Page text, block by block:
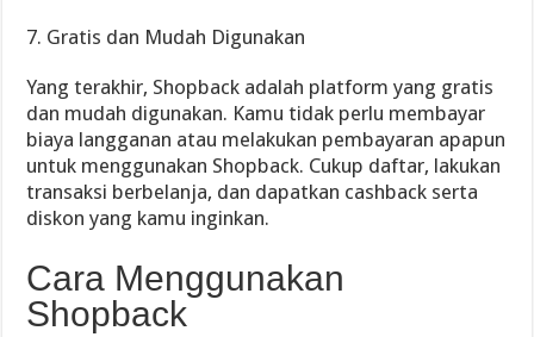
7. Gratis dan Mudah Digunakan
Yang terakhir, Shopback adalah platform yang gratis
dan mudah digunakan. Kamu tidak perlu membayar
biaya langganan atau melakukan pembayaran apapun
untuk menggunakan Shopback. Cukup daftar, lakukan
transaksi berbelanja, dan dapatkan cashback serta
diskon yang kamu inginkan.
Cara Menggunakan
Shopback